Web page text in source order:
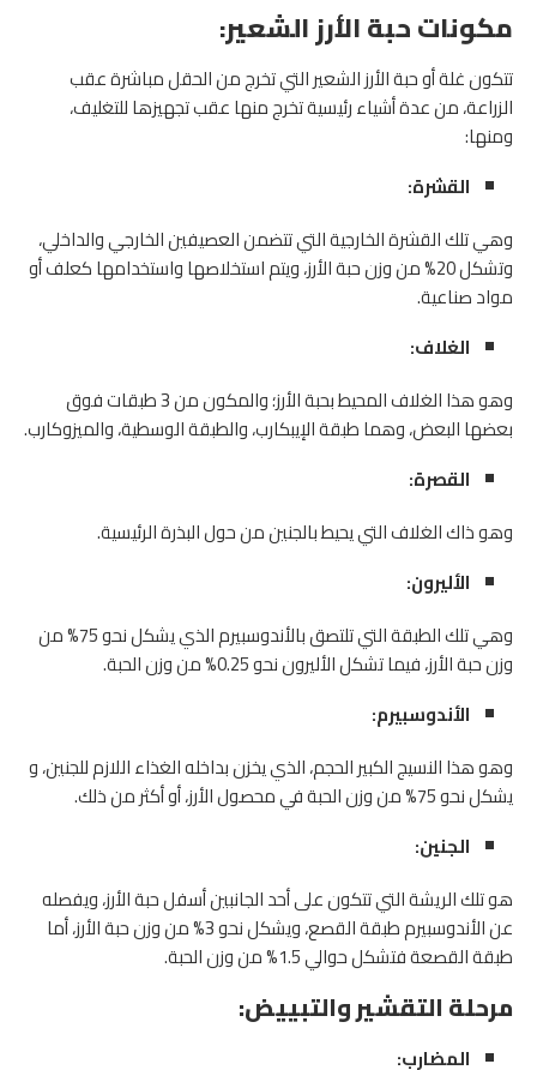
مكونات حبة الأرز الشعير:
تتكون غلة أو حبة الأرز الشعير التي تخرج من الحقل مباشرة عقب
الزراعة، من عدة أشياء رئيسية تخرج منها عقب تجهيزها للتغليف،
ومنها:
القشرة:
وهي تلك القشرة الخارجية التي تتضمن العصيفين الخارجي والداخلي،
وتشكل 20% من وزن حبة الأرز، ويتم استخلاصها واستخدامها كعلف أو
مواد صناعية.
الغلاف:
وهو هذا الغلاف المحيط بحبة الأرز؛ والمكون من 3 طبقات فوق
بعضها البعض، وهما طبقة الإيبكارب، والطبقة الوسطية، والميزوكارب.
القصرة:
وهو ذاك الغلاف التي يحيط بالجنين من حول البذرة الرئيسية.
الأليرون:
وهي تلك الطبقة التي تلتصق بالأندوسبيرم الذي يشكل نحو 75% من
وزن حبة الأرز، فيما تشكل الأليرون نحو 0.25% من وزن الحبة.
الأندوسبيرم:
وهو هذا النسيج الكبير الحجم، الذي يخزن بداخله الغذاء اللازم للجنين، و
يشكل نحو 75% من وزن الحبة في محصول الأرز، أو أكثر من ذلك.
الجنين:
هو تلك الريشة التي تتكون على أحد الجانبين أسفل حبة الأرز، ويفصله
عن الأندوسبيرم طبقة القصع، ويشكل نحو 3% من وزن حبة الأرز، أما
طبقة القصعة فتشكل حوالي 1.5% من وزن الحبة.
مرحلة التقشير والتبييض:
المضارب: